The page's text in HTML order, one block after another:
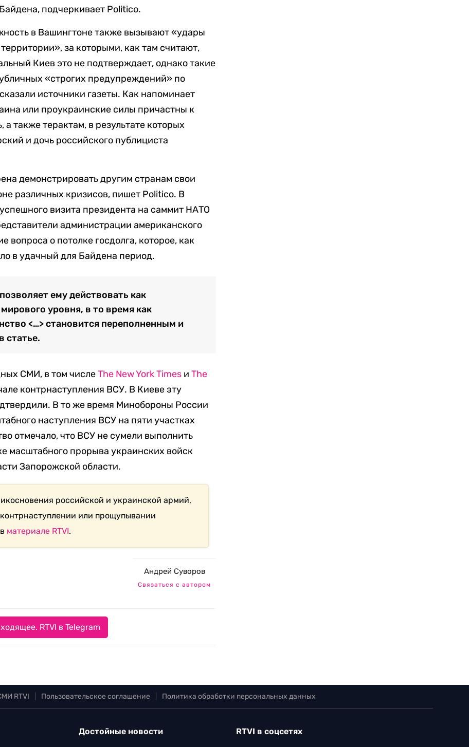
подчеркивает Politico.
в Вашингтоне также вызывают «удары
за которыми, как там считают,
Киев это не подтверждает, однако такие
«строгих предупреждений» по
источники газеты. Как напоминает
или проукраинские силы причастны к
также терактам, в результате которых
и дочь российского публициста
демонстрировать другим странам свои
различных кризисов, пишет Politico. В
визита президента на саммит НАТО
администрации американского
вопроса о потолке госдолга, которое, как
в удачный для Байдена период.
ему действовать как
уровня, в то время как
<…> становится переполненным и
статье.
СМИ, в том числеThe New York Times иThe
контрнаступления ВСУ. В Киеве эту
В то же время Минобороны России
наступления ВСУ на пяти участках
отмечало, что ВСУ не сумели выполнить
масштабного прорыва украинских войск
Запорожской области.
российской и украинской армий,
или прощупывании
материале RTVI.
Андрей Суворов
Связаться с автором
RTVI в Telegram
RTVI Пользовательское соглашение Политика обработки персональных данных
Достойные новости RTVI в соцсетях